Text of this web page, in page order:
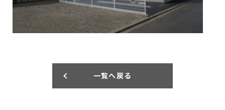
一覧へ戻る